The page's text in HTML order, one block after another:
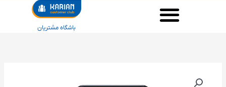
باشگاه مشتریان